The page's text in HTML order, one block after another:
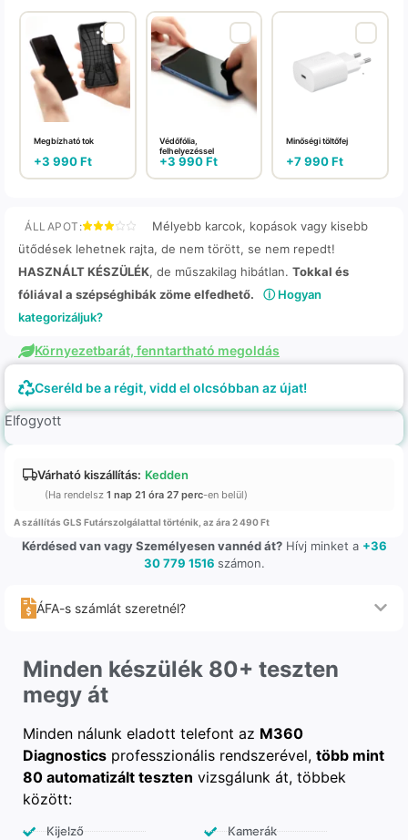
Megbízható tok
+3 990Ft
Védőfólia,
felhelyezéssel
+3 990Ft
Minőségi töltőfej
+7 990Ft
ÁLLAPOT:
Mélyebb karcok, kopások vagy kisebb
ütődések lehetnek rajta, de nem törött, se nem repedt!
HASZNÁLT KÉSZÜLÉK, de műszakilag hibátlan. Tokkal és
fóliával a szépséghibák zöme elfedhető.
ⓘ Hogyan
kategorizáljuk?
Környezetbarát, fenntartható megoldás
Cseréld be a régit, vidd el olcsóbban az újat!
Elfogyott
Várható kiszállítás: Kedden
(Ha rendelsz 1 nap 21 óra 27 perc-en belül)
A szállítás GLS Futárszolgálattal történik, az ára 2 490 Ft
Kérdésed van vagy Személyesen vannéd át?Hívj minket a +36
30 779 1516 számon.
ÁFA-s számlát szeretnél?
Minden készülék 80+ teszten
megy át
Minden nálunk eladott telefont az M360
Diagnostics professzionális rendszerével, több mint
80 automatizált teszten vizsgálunk át, többek
között:
Kijelző
Kamerák